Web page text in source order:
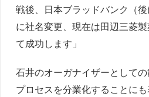
戦後、日本ブラッドバンク（
に社名変更、現在は田辺三菱
て成功します」
石井のオーガナイザーとして
プロセスを分業化することに